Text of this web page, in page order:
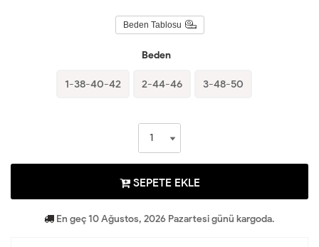
Beden Tablosu
Beden
1-38-40-42 2-44-46 3-48-50
SEPETE EKLE
En geç 10 Ağustos, 2026 Pazartesi günü kargoda.